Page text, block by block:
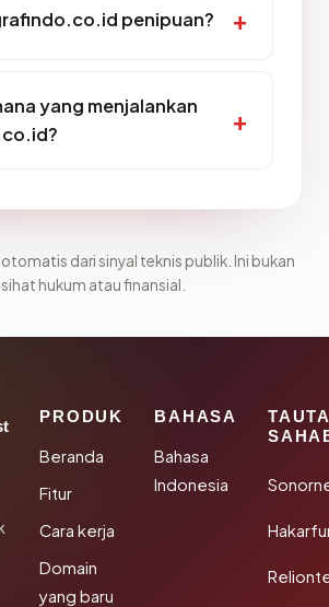
penipuan?
yang menjalankan
dari sinyal teknis publik. Ini bukan
hukum atau finansial.
PRODUK
Beranda
Fitur
Cara kerja
Domain
yang baru
BAHASA
Bahasa
Indonesia